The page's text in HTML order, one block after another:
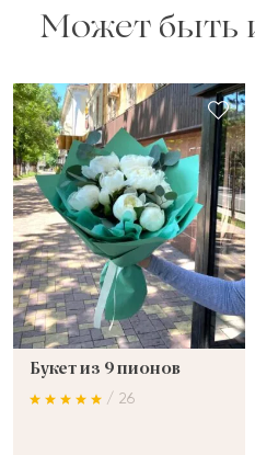
Может быть
Букет из 9 пионов
/ 26